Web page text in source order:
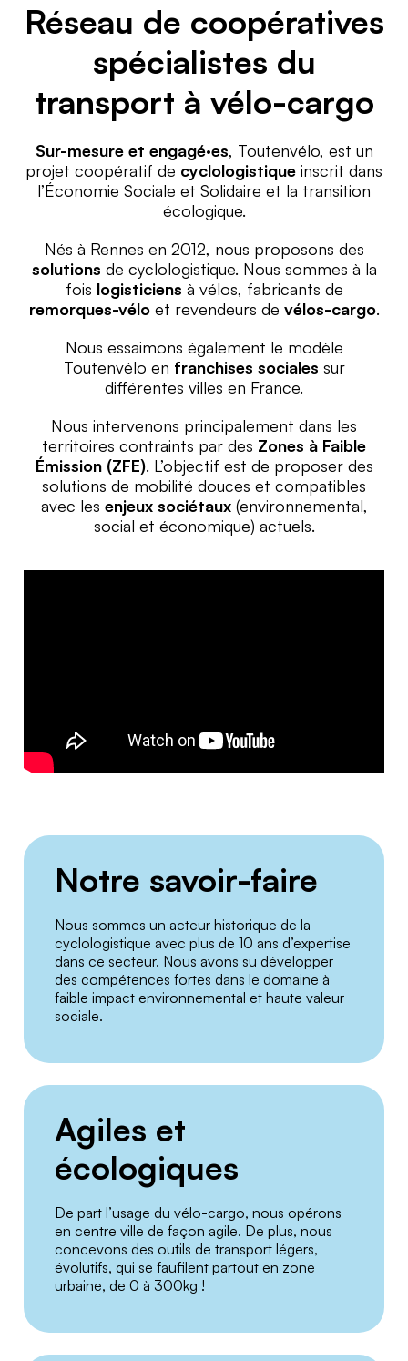
Réseau de coopératives
spécialistes du
transport à vélo-cargo
Sur-mesure et engagé·es, Toutenvélo, est un
projet coopératif de cyclologistique inscrit dans
l’Économie Sociale et Solidaire et la transition
écologique.
Nés à Rennes en 2012, nous proposons des
solutions de cyclologistique. Nous sommes à la
fois logisticiens à vélos, fabricants de
remorques-véloet revendeurs de vélos-cargo.
Nous essaimons également le modèle
Toutenvélo en franchises sociales sur
différentes villes en France.
Nous intervenons principalement dans les
territoires contraints par des Zones à Faible
Émission (ZFE). L’objectif est de proposer des
solutions de mobilité douces et compatibles
avec les enjeux sociétaux(environnemental,
social et économique) actuels.
Notre savoir-faire
Nous sommes un acteur historique de la
cyclologistique avec plus de 10 ans d’expertise
dans ce secteur. Nous avons su développer
des compétences fortes dans le domaine à
faible impact environnemental et haute valeur
sociale.
Agiles et
écologiques
De part l’usage du vélo-cargo, nous opérons
en centre ville de façon agile. De plus, nous
concevons des outils de transport légers,
évolutifs, qui se faufilent partout en zone
urbaine, de 0 à 300kg !